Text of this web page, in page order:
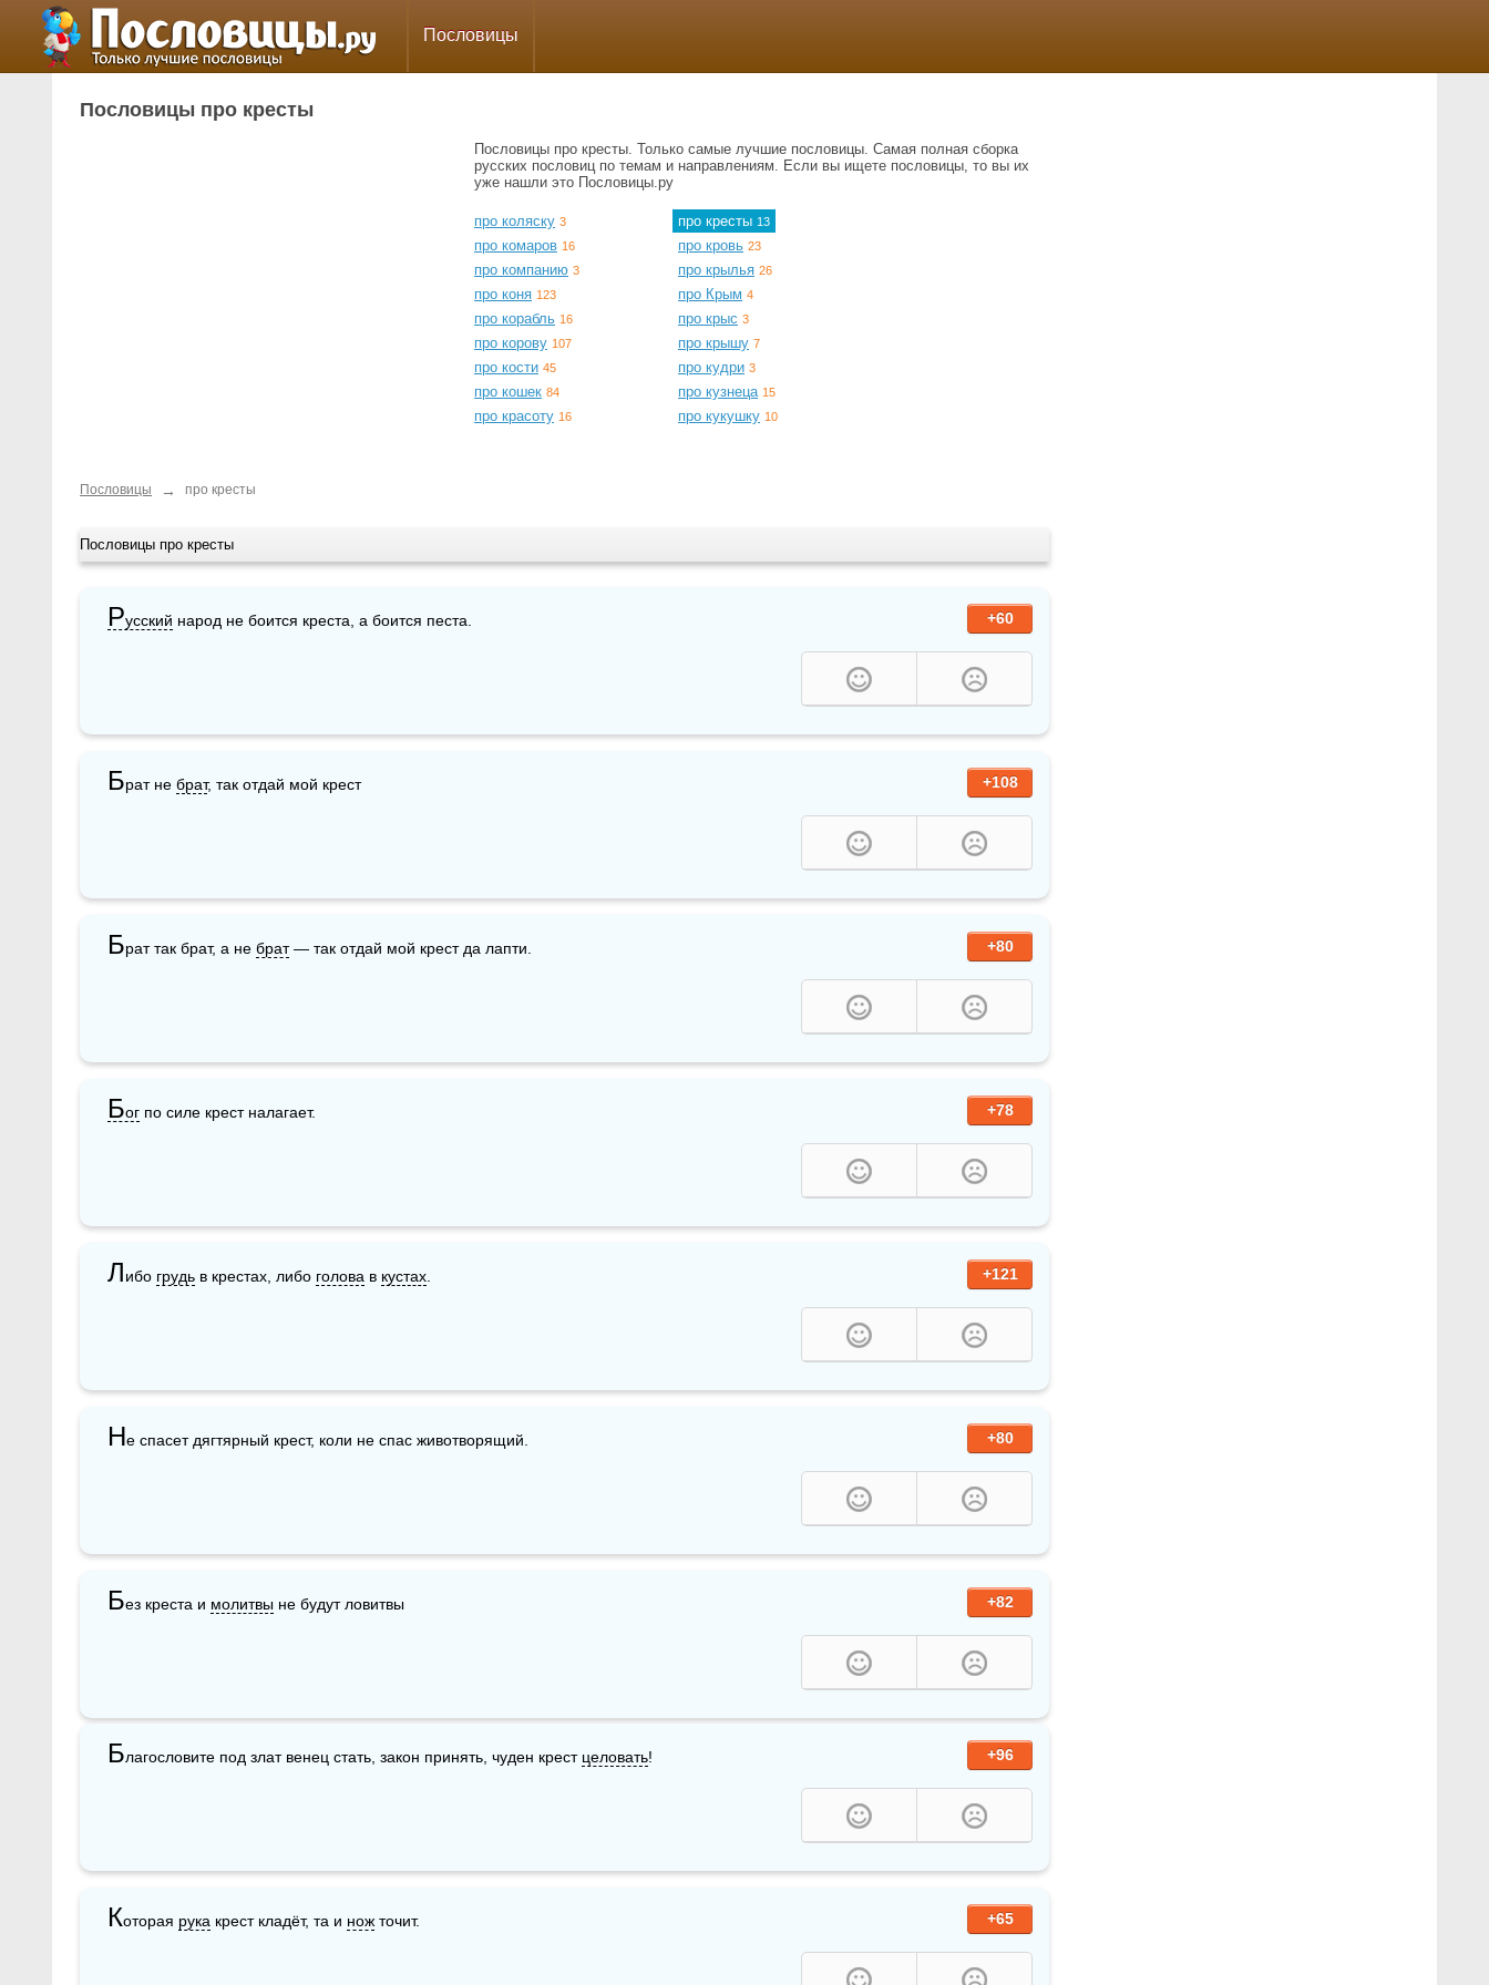
Пословицы
Пословицы про кресты
Пословицы про кресты. Только самые лучшие пословицы. Самая полная сборка
русских пословиц по темам и направлениям. Если вы ищете пословицы, то вы их
уже нашли это Пословицы.ру
про коляску 3
про комаров 16
про компанию 3
про коня 123
про корабль 16
про корову 107
про кости 45
про кошек 84
про красоту 16
про кресты 13
про кровь 23
про крылья 26
про Крым 4
про крыс 3
про крышу 7
про кудри 3
про кузнеца 15
про кукушку 10
Пословицы → про кресты
Пословицы про кресты
+60
Русский народ не боится креста, а боится песта.
+108
Брат не брат, так отдай мой крест
+80
Брат так брат, а не брат — так отдай мой крест да лапти.
+78
Бог по силе крест налагает.
+121
Либо грудь в крестах, либо голова в кустах
+80
Не спасет дягтярный крест, коли не спас животворящий.
+82
Без креста и молитвы не будут ловитвы
+96
Благословите под злат венец стать, закон принять, чуден крест целовать!
+65
Которая рука крест кладёт, та и нож точит.